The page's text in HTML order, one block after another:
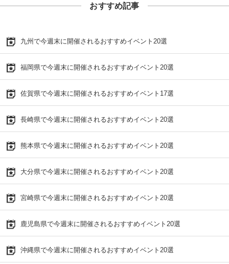
おすすめ記事
九州で今週末に開催されるおすすめイベント20選
福岡県で今週末に開催されるおすすめイベント20選
佐賀県で今週末に開催されるおすすめイベント17選
長崎県で今週末に開催されるおすすめイベント20選
熊本県で今週末に開催されるおすすめイベント20選
大分県で今週末に開催されるおすすめイベント20選
宮崎県で今週末に開催されるおすすめイベント20選
鹿児島県で今週末に開催されるおすすめイベント20選
沖縄県で今週末に開催されるおすすめイベント20選